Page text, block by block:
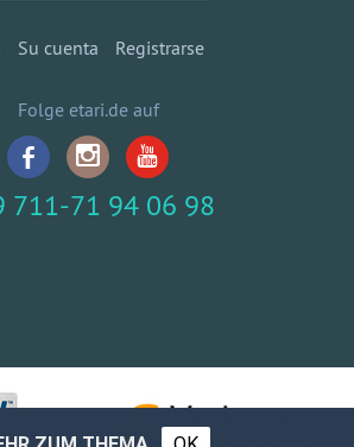
Su cuenta Registrarse
Folge etari.de auf
711-71 94 06 98